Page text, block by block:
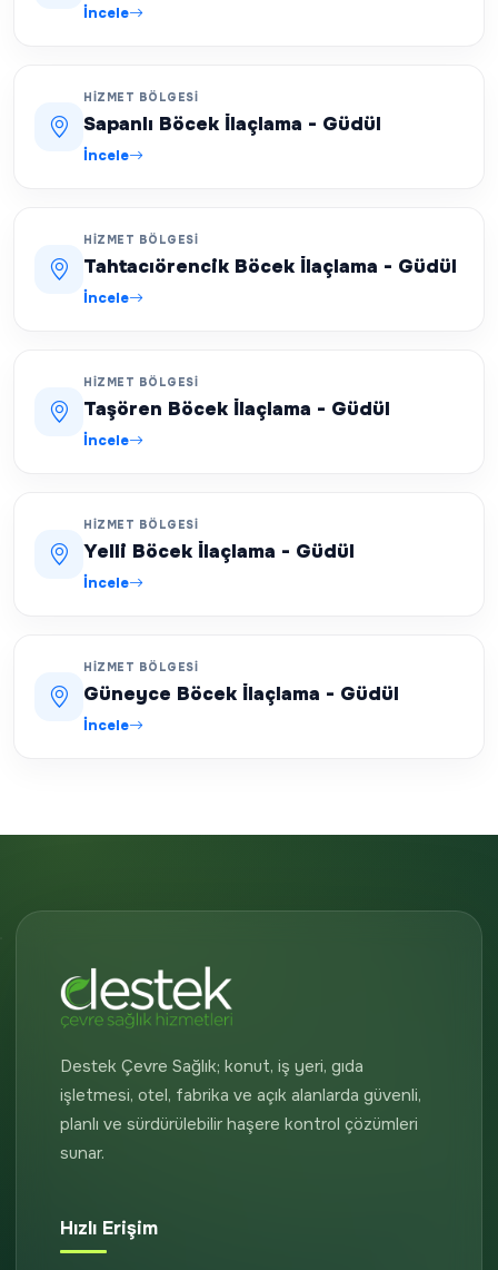
İncele
HIZMET BÖLGESI
Sapanlı Böcek İlaçlama - Güdül
İncele
HIZMET BÖLGESI
Tahtacıörencik Böcek İlaçlama - Güdül
İncele
HIZMET BÖLGESI
Taşören Böcek İlaçlama - Güdül
İncele
HIZMET BÖLGESI
Yelli Böcek İlaçlama - Güdül
İncele
HIZMET BÖLGESI
Güneyce Böcek İlaçlama - Güdül
İncele
Destek Çevre Sağlık; konut, iş yeri, gıda
işletmesi, otel, fabrika ve açık alanlarda güvenli,
planlı ve sürdürülebilir haşere kontrol çözümleri
sunar.
Hızlı Erişim